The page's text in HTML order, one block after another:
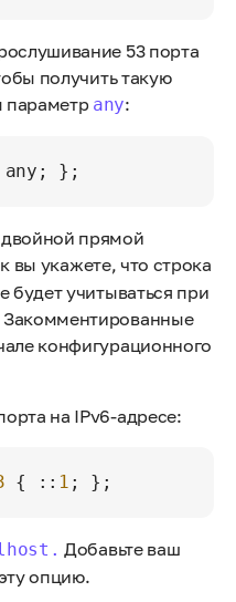
53 порта
получить такую
параметр any:
прямой
вы укажете, что строка
будет учитываться при
конфигурационного
на IPv6-адресе:
{ :: 1
Добавьте ваш
опцию.